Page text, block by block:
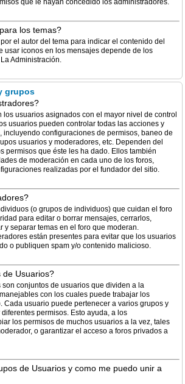
que le hayan concedido los administradores.
los temas?
el autor del tema para indicar el contenido del
usar iconos en los mensajes depende de los
Administración.
grupos
los usuarios asignados con el mayor nivel de control
usuarios pueden controlar todas las acciones y
incluyendo configuraciones de permisos, baneo de
usuarios y moderadores, etc. Dependen del
permisos que éste les ha dado. Ellos también
de moderación en cada uno de los foros,
realizadas por el fundador del sitio.
(o grupos de individuos) que cuidan el foro
para editar o borrar mensajes, cerrarlos,
y separar temas en el foro que moderan.
están presentes para evitar que los usuarios
o publiquen spam y/o contenido malicioso.
de Usuarios?
son conjuntos de usuarios que dividen a la
con los cuales puede trabajar los
Cada usuario puede pertenecer a varios grupos y
permisos. Esto ayuda, a los
los permisos de muchos usuarios a la vez, tales
o garantizar el acceso a foros privados a
de Usuarios y como me puedo unir a